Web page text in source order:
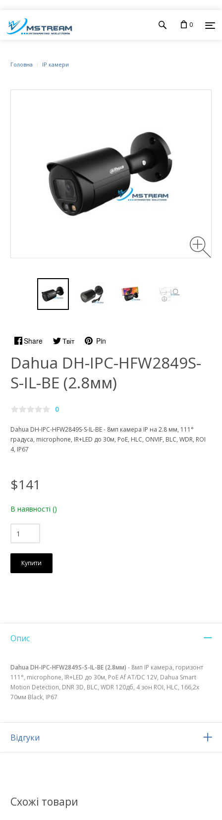
0
Головна IP камери
Share Твіт Pin
Dahua DH-IPC-HFW2849S-
S-IL-BE (2.8мм)
0
Dahua DH-IPC-HFW2849S-S-IL-BE - 8мп камера IP на 2.8 мм, 111°
градуса, microphone, IR+LED до 30м, PoE, HLC, ONVIF, BLC, WDR, ROI
4, IP67
$141
В наявності ()
Купити
Опис
Dahua DH-IPC-HFW2849S-S-IL-BE (2.8мм) - 8мп IP камера, горизонт
111°, microphone, IR+LED до 30м, PoE Af AT/DC 12V, Dahua Smart
Motion Detection, DNR 3D, BLC, WDR 120дб, 4 зон ROI, HLC, 166,2х
70мм Black, IP67
Відгуки
Схожі товари